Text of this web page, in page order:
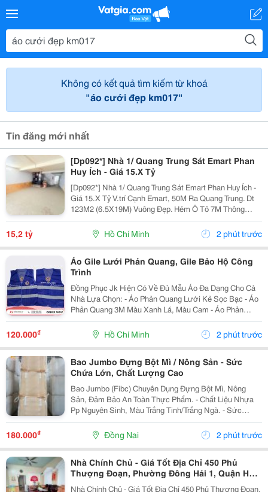
Không có kết quả tìm kiếm từ khoá
"áo cưới đẹp km017"
Tin đăng mới nhất
[Dp092*] Nhà 1/ Quang Trung Sát Emart Phan
Huy Ích - Giá 15.X Tỷ
[Dp092*] Nhà 1/ Quang Trung Sát Emart Phan Huy Ích -
Giá 15.X Tỷ V.trí Cạnh Emart, 50M Ra Quang Trung. Dt
123M2 (6.5X19M) Vuông Đẹp. Hẻm Ô Tô 7M Thông
Thoáng. Kết Cấu 4T, Có 11Pn 11Tolet. Tiện Xây Mới. ▶️
Nhắn Tin Ngay Để Xem Nhà.
15,2 tỷ Hồ Chí Minh 2 phút trước
Áo Gile Lưới Phản Quang, Gile Bảo Hộ Công
Trình
Đồng Phục Jk Hiện Có Về Đủ Mẫu Áo Đa Dạng Cho Cả
Nhà Lựa Chọn: - Áo Phản Quang Lưới Kẻ Sọc Bạc - Áo
Phản Quang 3M Màu Xanh Lá, Màu Cam - Áo Phản
Quang Lưới May Thun Sườn - Áo Gile Túi Hộp 4 Túi , 6
Túi - Áo Ghile In Logo.... - Quần Áo Bảo...
120.000₫ Hồ Chí Minh 2 phút trước
Bao Jumbo Đựng Bột Mì / Nông Sản - Sức
Chứa Lớn, Chất Lượng Cao
Bao Jumbo (Fibc) Chuyên Dụng Đựng Bột Mì, Nông
Sản, Đảm Bảo An Toàn Thực Phẩm. - Chất Liệu Nhựa
Pp Nguyên Sinh, Màu Trắng Tinh/Trắng Ngà. - Sức
Chứa Từ 500Kg Đến 1500Kg. - Chống Ẩm, Chống Rò Rỉ
Hiệu Quả. - Có Ống Nạp, Ống Xả Tiện Lợi. - Đai...
180.000₫ Đồng Nai 2 phút trước
Nhà Chính Chủ - Giá Tốt Địa Chỉ 450 Phủ
Thượng Đoạn, Phường Đông Hải 1, Quận Hải
An, Hải Phòng
Nhà Chính Chủ - Giá Tốt Địa Chỉ 450 Phủ Thượng Đoạn,